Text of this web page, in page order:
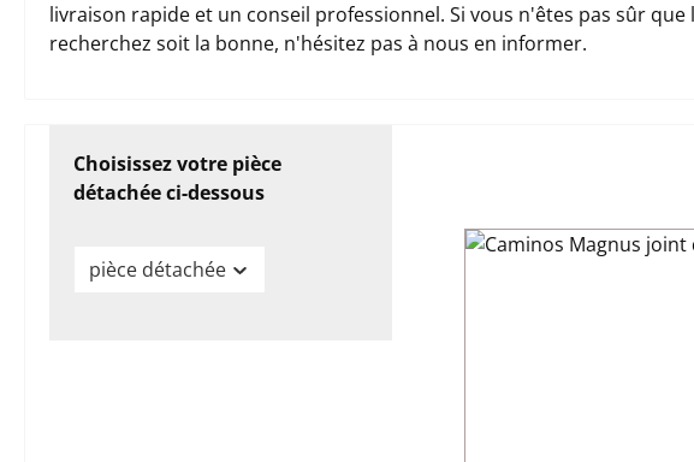
livraison rapide et un conseil professionnel. Si vous n'êtes pas sûr que
recherchez soit la bonne, n'hésitez pas à nous en informer.
Choisissez votre pièce
détachée ci-dessous
pièce détachée